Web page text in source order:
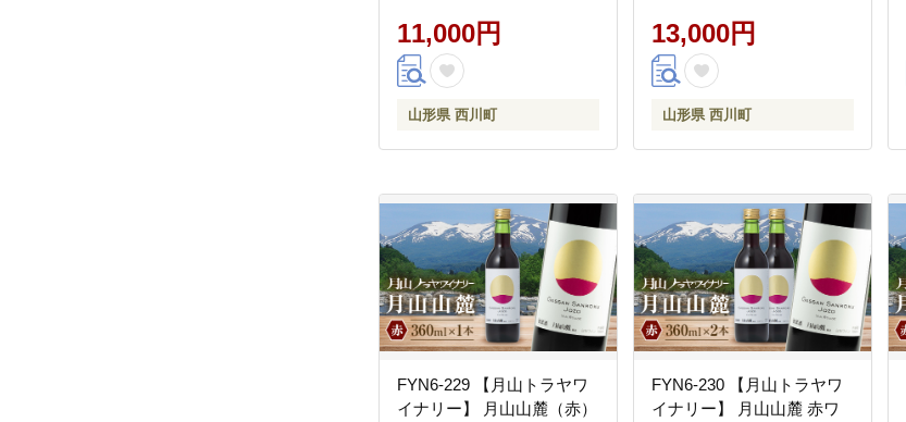
ーツ 桃 もも ピーチ 化粧箱
贈答 ギフト プレゼント 産
地直送 山形県 西川町 月山
11,000円
山形県 西川町
ツ 桃 もも ピーチ 化粧箱 贈
答 ギフト プレゼント 産地
直送 山形県 西川町 月山
13,000円
山形県 西川町
FYN6-229 【月山トラヤワ
イナリー】 月山山麓（赤）
FYN6-230 【月山トラヤワ
イナリー】 月山山麓 赤ワ